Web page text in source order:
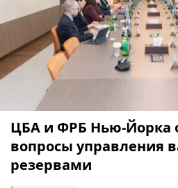
ЦБА и ФРБ Нью-Йорка
вопросы управления
резервами